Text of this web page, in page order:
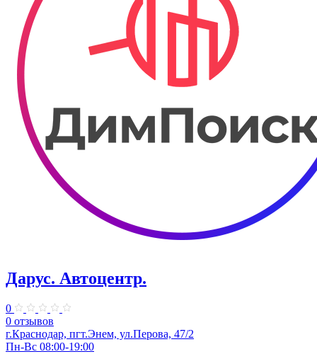
Дарус. Автоцентр.
0
0 отзывов
г.Краснодар, пгт.Энем, ул.Перова, 47/2
Пн-Вс 08:00-19:00